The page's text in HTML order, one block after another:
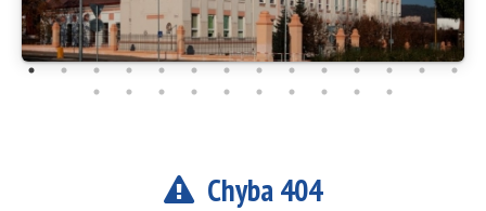
Chyba 404